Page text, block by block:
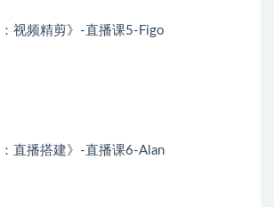
视频精剪》-直播课5-Figo
直播搭建》-直播课6-Alan